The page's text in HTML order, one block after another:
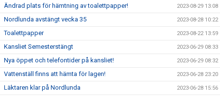
Ändrad plats för hämtning av toalettpapper! 2023-08-29 13:08
Nordlunda avstängt vecka 35 2023-08-28 10:22
Toalettpapper 2023-08-22 13:59
Kansliet Semesterstängt 2023-06-29 08:33
Nya öppet och telefontider på kansliet! 2023-06-29 08:32
Vattenställ finns att hämta för lagen! 2023-06-28 23:20
Läktaren klar på Nordlunda 2023-06-28 15:56